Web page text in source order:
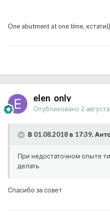
One abutment at one time, кстати))
elen_only
Опубликовано 2
В 01.08.2018 в 17:39,
При недостаточном опыте
делать
Спасибо за совет